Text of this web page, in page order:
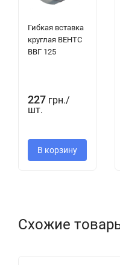
Гибкая вставка
круглая ВЕНТС
ВВГ 125
227 грн./
шт.
В корзину
Схожие